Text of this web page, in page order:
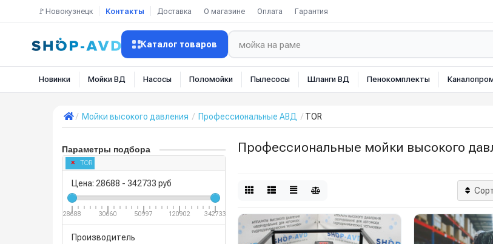
🚩Новокузнецк Контакты Доставка О магазине Оплата Гарантия
Каталог товаров
Новинки Мойки ВД Насосы Поломойки Пылесосы Шланги ВД Пенокомплекты
Мойки высокого давления Профессиональные АВД TOR
Параметры подбора
TOR
Цена: 28688 - 342733 руб
28688 30660 50997 120902 342733
Производитель
Профессиональные мойки высокого